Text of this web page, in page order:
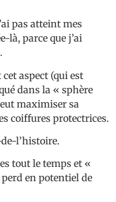
pas atteint mes
là, parce que j’ai
cet aspect (qui est
dans la « sphère
maximiser sa
coiffures protectrices.
l’histoire.
tout le temps et «
en potentiel de